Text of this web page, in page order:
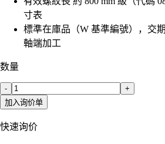
寸表
標準在庫品（W 基準編號），交
軸端加工
数量
-
+
加入询价单
快速询价